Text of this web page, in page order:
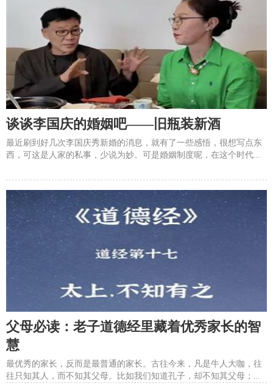
谈谈李国庆的婚姻吧——旧瓶装新酒
最近刷到好几次李国庆秀新婚的消息，就有了一些感悟，很想写点东
西，可这是人家的私事，少说为妙。可是婚姻制度呢，在这个时代似
大的公众人物了，就当现身说法吧！巧的是，今天还看到了另一篇新
闻报道说，逼得前夫跳楼的翟欣欣以敲诈勒索罪被判处12年有期徒
父母必读：老子道德经里藏着优秀家长的智
慧
最优秀的家长，反而是最普通的家长。古往今来，凡是牛人大咖，往
往只知其人，而不知其父母。比如我们知道孔子，却不知其父母；我